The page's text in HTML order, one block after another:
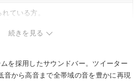
ている方。
続きを見る
を採用したサウンドバー。ツイーター
音から高音まで全帯域の音を豊かに再現